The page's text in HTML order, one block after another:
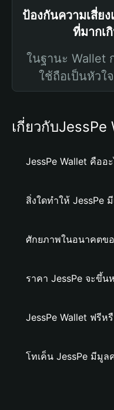
ป้องกันความเสี่ย
ที่มากเ
ในฐานะ Wallet
ใช้ถือเป็นหัวใ
เกี่ยวกับJessPe
JessPe Wallet คืออ
สิ่งใดทำให้ JessPe
ศักยภาพในอนาคตขอ
ราคา JessPe จะขึ้น
JessPe Wallet ฟรีห
โทเค็น JessPe มีมูล